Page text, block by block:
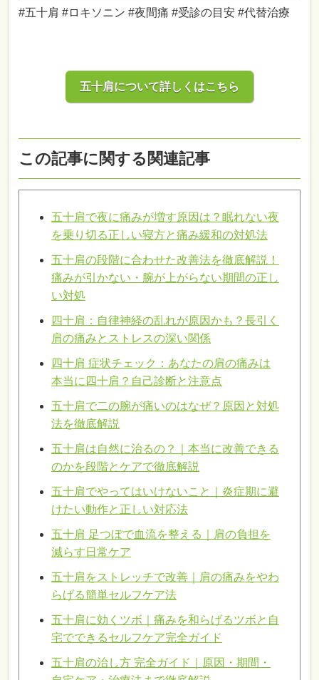
#五十肩 #ロキソニン #夜間痛 #受診の目安 #代替治療
五十肩について詳しくはこちら
この記事に関する関連記事
五十肩で夜に痛みが増す原因は？眠れない夜
を乗り切る正しい寝方と痛み緩和の対処法
五十肩の段階に合わせた改善法を徹底解説！
痛みが引かない・腕が上がらない期間の正し
い対処
四十肩：自律神経の乱れが原因かも？長引く
肩の痛みとストレスの深い関係
四十肩 症状チェック：あなたの肩の痛みは
本当に四十肩？自己診断と注意点
五十肩で二の腕が痛いのはなぜ？原因と対処
法を徹底解説
五十肩は自然に治るの？｜本当に改善できる
のかを段階とケアで徹底解説
五十肩でやってはいけないこと｜炎症期に避
けたい動作と正しい対応法
五十肩 足つぼで血流を整える｜肩の負担を
減らす日常ケア
五十肩をストレッチで改善｜肩の痛みをやわ
らげる簡単セルフケア法
五十肩に効くツボ｜痛みを和らげるツボと自
宅でできるセルフケア完全ガイド
五十肩の治し方 完全ガイド｜原因・期間・